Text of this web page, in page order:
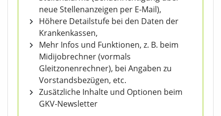
neue Stellenanzeigen per E-Mail),
Höhere Detailstufe bei den Daten der
Krankenkassen,
Mehr Infos und Funktionen, z. B. beim
Midijobrechner (vormals
Gleitzonenrechner), bei Angaben zu
Vorstandsbezügen, etc.
Zusätzliche Inhalte und Optionen beim
GKV-Newsletter